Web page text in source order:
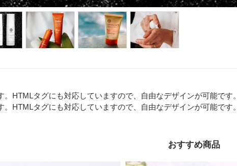
HTMLタグにも対応していますので、自由なデザインが可能です。
HTMLタグにも対応していますので、自由なデザインが可能です。
おすすめ商品